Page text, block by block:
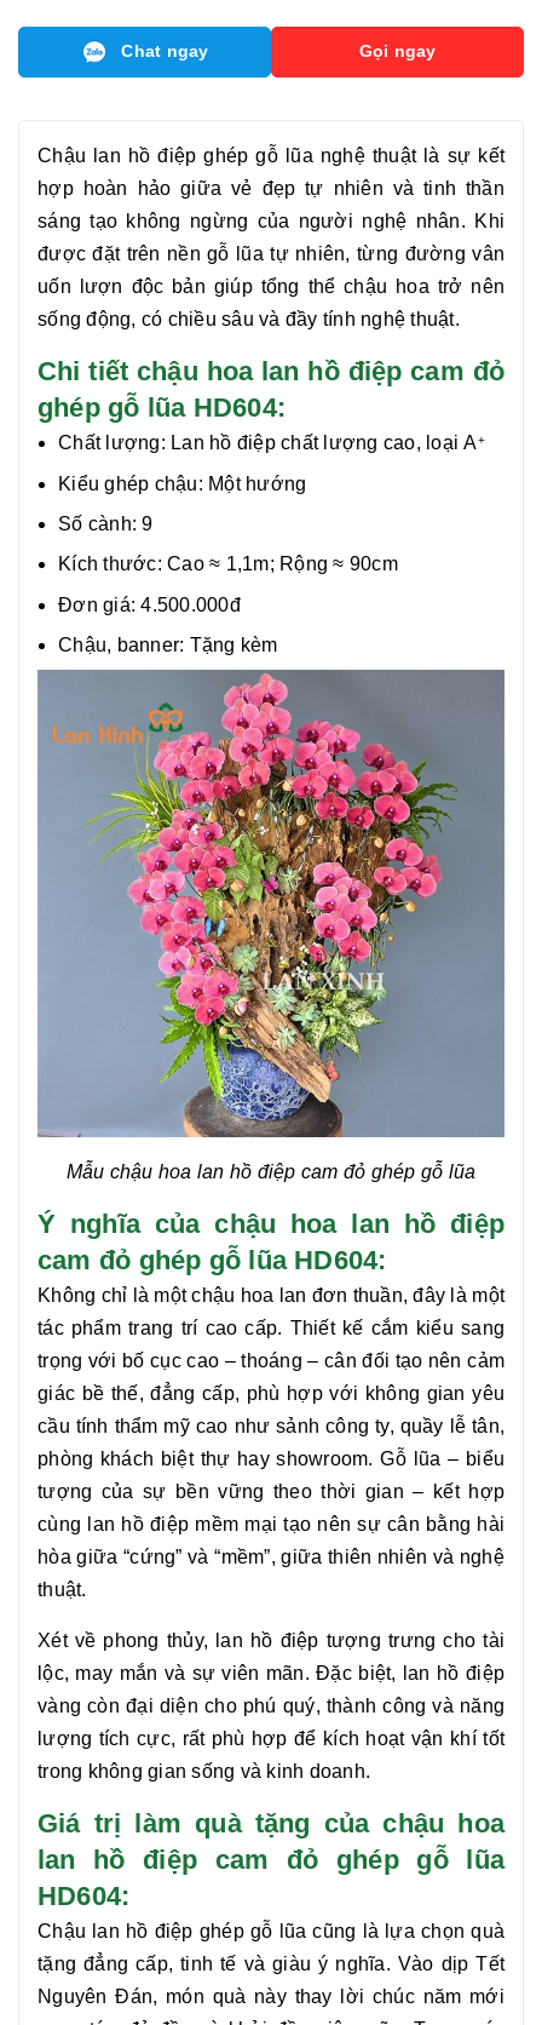
Chat ngay Gọi ngay
Chậu lan hồ điệpghép gỗ lũa nghệ thuật là sự kết
hợp hoàn hảo giữa vẻ đẹp tự nhiên và tinh thần
sáng tạo không ngừng của người nghệ nhân. Khi
được đặt trên nền gỗ lũa tự nhiên, từng đường vân
uốn lượn độc bản giúp tổng thể chậu hoa trở nên
sống động, có chiều sâu và đầy tính nghệ thuật.
Chi tiết chậu hoa lan hồ điệp cam đỏ
ghép gỗ lũa HD604:
Chất lượng: Lan hồ điệp chất lượng cao, loại A+
Kiểu ghép chậu: Một hướng
Số cành: 9
Kích thước: Cao ≈ 1,1m; Rộng ≈ 90cm
Đơn giá: 4.500.000đ
Chậu, banner: Tặng kèm
Mẫu chậu hoa lan hồ điệp cam đỏ ghép gỗ lũa
Ý nghĩa của chậu hoa lan hồ điệp
cam đỏ ghép gỗ lũa HD604:
Không chỉ là một chậu hoa lan đơn thuần, đây là một
tác phẩm trang trí cao cấp. Thiết kế cắm kiểu sang
trọng với bố cục cao – thoáng – cân đối tạo nên cảm
giác bề thế, đẳng cấp, phù hợp với không gian yêu
cầu tính thẩm mỹ cao như sảnh công ty, quầy lễ tân,
phòng khách biệt thự hay showroom. Gỗ lũa – biểu
tượng của sự bền vững theo thời gian – kết hợp
cùng lan hồ điệp mềm mại tạo nên sự cân bằng hài
hòa giữa “cứng” và “mềm”, giữa thiên nhiên và nghệ
thuật.
Xét về phong thủy, lan hồ điệp tượng trưng cho tài
lộc, may mắn và sự viên mãn. Đặc biệt, lan hồ điệp
vàng còn đại diện cho phú quý, thành công và năng
lượng tích cực, rất phù hợp để kích hoạt vận khí tốt
trong không gian sống và kinh doanh.
Giá trị làm quà tặng của chậu hoa
lan hồ điệp cam đỏ ghép gỗ lũa
HD604:
Chậu lan hồ điệp ghép gỗ lũa cũng là lựa chọn quà
tặng đẳng cấp, tinh tế và giàu ý nghĩa. Vào dịp Tết
Nguyên Đán, món quà này thay lời chúc năm mới